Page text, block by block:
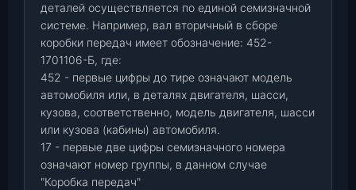
деталей осуществляется по единой семизначной
системе. Например, вал вторичный в сборе
коробки передач имеет обозначение: 452-
1701106-Б, где:
452 - первые цифры до тире означают модель
автомобиля или, в деталях двигателя, шасси,
кузова, соответственно, модель двигателя, шасси
или кузова (кабины) автомобиля.
17 - первые две цифры семизначного номера
означают номер группы, в данном случае
"Коробка передач"